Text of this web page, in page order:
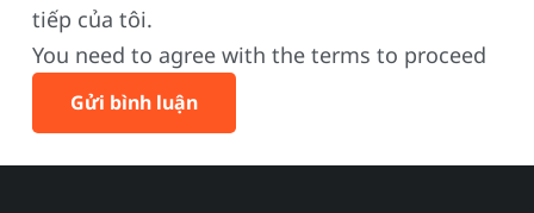
tiếp của tôi.
You need to agree with the terms to proceed
Gửi bình luận